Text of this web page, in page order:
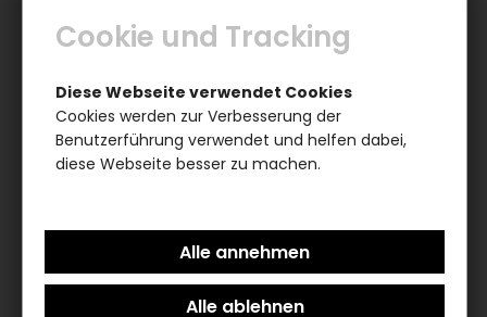
Cookie und Tracking
Diese Webseite verwendet Cookies
Cookies werden zur Verbesserung der
Benutzerführung verwendet und helfen dabei,
diese Webseite besser zu machen.